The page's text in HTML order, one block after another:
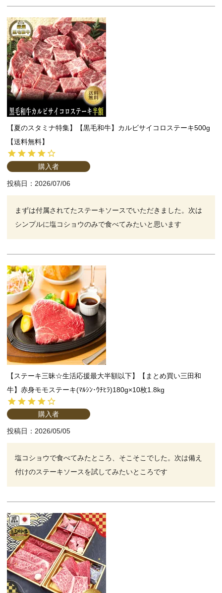
【夏のスタミナ特集】【黒毛和牛】カルビサイコロステーキ500g
【送料無料】
購入者
投稿日 2026/07/06
まずは付属されてたステーキソースでいただきました。次は
シンプルに塩コショウのみで食べてみたいと思います
【ステーキ三昧☆生活応援最大半額以下】【まとめ買い三田和
牛】赤身モモステーキ(ﾏﾙｼﾝ･ｳﾁﾋﾗ)180g×10枚1.8kg
購入者
投稿日 2026/05/05
塩コショウで食べてみたところ、そこそこでした。次は備え
付けのステーキソースを試してみたいところです